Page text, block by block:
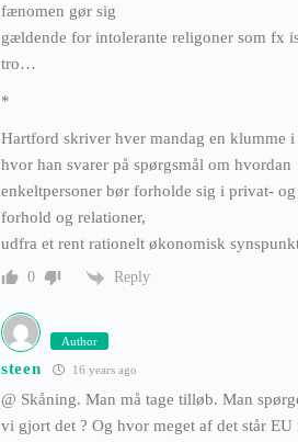
fænomen gør sig
gældende for intolerante religoner som fx
tro…
*
Hartford skriver hver mandag en klumme i
hvor han svarer på spørgsmål om hvordan
enkeltpersoner bør forholde sig i privat-
forhold og relationer,
udfra et rent rationelt økonomisk
0 Reply
Author
steen 16 years ago
@ Skåning. Man må tage tilløb. Man
vi gjort det ? Og hvor meget af det står EU